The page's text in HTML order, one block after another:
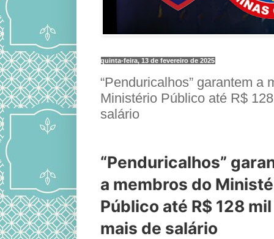
quinta-feira, 13 de fevereiro de 2025
“Penduricalhos” garantem a
Ministério Público até R$
salário
“Penduricalhos”
a membros do
Público até R$ 128
mais de salário